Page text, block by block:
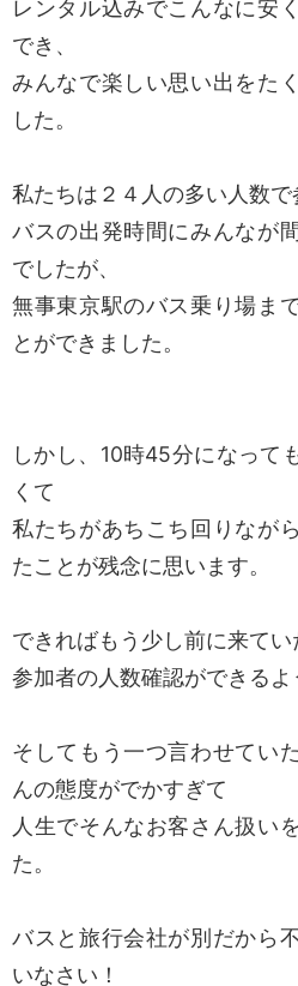
レンタル込みでこんなに安
でき、
みんなで楽しい思い出をた
した。
私たちは２４人の多い人数で
バスの出発時間にみんなが
でしたが、
無事東京駅のバス乗り場ま
とができました。
しかし、10時45分になって
くて
私たちがあちこち回りなが
たことが残念に思います。
できればもう少し前に来てい
参加者の人数確認ができるよ
そしてもう一つ言わせてい
んの態度がでかすぎて
人生でそんなお客さん扱い
た。
バスと旅行会社が別だから
いなさい！